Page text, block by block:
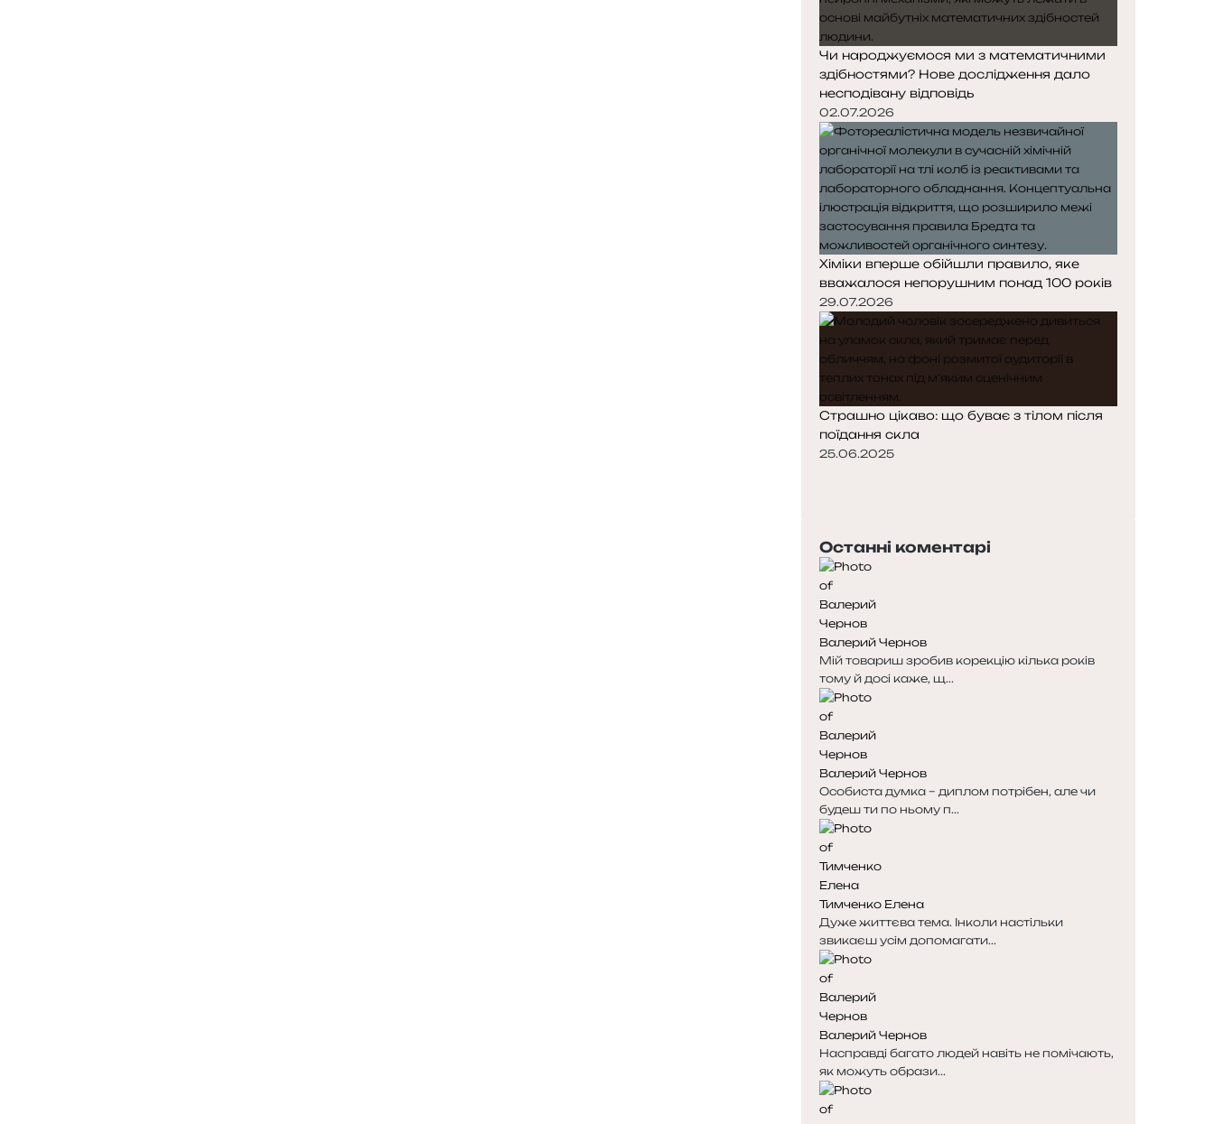
Чи народжуємося ми з математичними
здібностями? Нове дослідження дало
несподівану відповідь
02.07.2026
Хіміки вперше обійшли правило, яке
вважалося непорушним понад 100 років
29.07.2026
Страшно цікаво: що буває з тілом після
поїдання скла
25.06.2025
р
е
д
н
я
с
т
о
р
і
н
к
а
т
у
п
н
а
с
т
о
р
і
н
к
а
Останні коментарі
Валерий Чернов
Мій товариш зробив корекцію кілька років
тому й досі каже, щ...
Валерий Чернов
Особиста думка – диплом потрібен, але чи
будеш ти по ньому п...
Тимченко Елена
Дуже життєва тема. Інколи настільки
звикаєш усім допомагати...
Валерий Чернов
Насправді багато людей навіть не помічають,
як можуть образи...